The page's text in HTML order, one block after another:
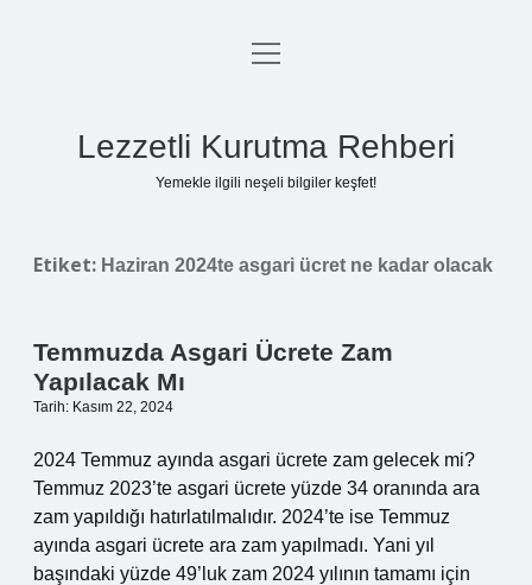
Anasayfa
menüyü
Lezzetli Kurutma Rehberi
Yemekle ilgili neşeli bilgiler keşfet!
Etiket: Haziran 2024te asgari ücret ne kadar olacak
Temmuzda Asgari Ücrete Zam
Yapılacak Mı
Tarih: Kasım 22, 2024
2024 Temmuz ayında asgari ücrete zam gelecek mi?
Temmuz 2023’te asgari ücrete yüzde 34 oranında ara
zam yapıldığı hatırlatılmalıdır. 2024’te ise Temmuz
ayında asgari ücrete ara zam yapılmadı. Yani yıl
başındaki yüzde 49’luk zam 2024 yılının tamamı için